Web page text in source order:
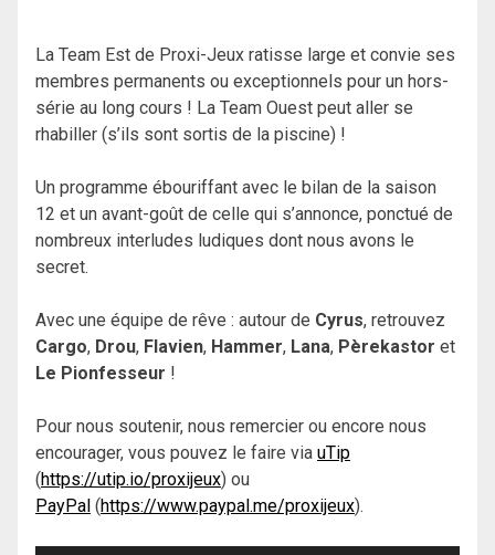
La Team Est de Proxi-Jeux ratisse large et convie ses
membres permanents ou exceptionnels pour un hors-
série au long cours ! La Team Ouest peut aller se
rhabiller (s’ils sont sortis de la piscine) !
Un programme ébouriffant avec le bilan de la saison
12 et un avant-goût de celle qui s’annonce, ponctué de
nombreux interludes ludiques dont nous avons le
secret.
Avec une équipe de rêve : autour de Cyrus, retrouvez
Cargo, Drou, Flavien, Hammer, Lana, Pèrekastor et
Le Pionfesseur !
Pour nous soutenir, nous remercier ou encore nous
encourager, vous pouvez le faire via uTip
(https://utip.io/proxijeux) ou
PayPal (https://www.paypal.me/proxijeux).